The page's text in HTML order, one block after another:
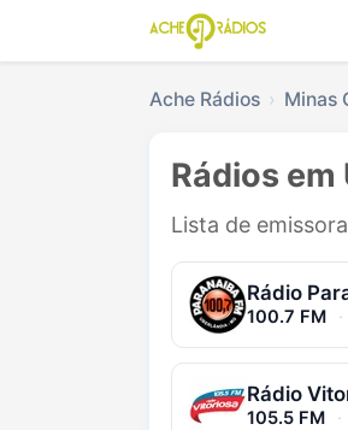
Ache Rádios Minas
Rádios em
Lista de
Rádio
100.7 FM ·
Rádio
105.5 FM ·